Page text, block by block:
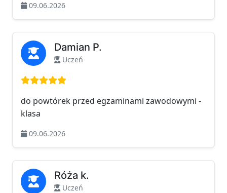
09.06.2026
Damian P.
Uczeń
Ocena: 5 na 5
do powtórek przed egzaminami zawodowymi -
klasa
09.06.2026
Róża k.
Uczeń